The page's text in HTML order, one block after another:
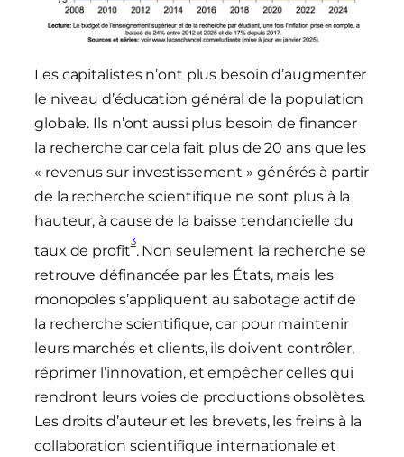
Les capitalistes n’ont plus besoin d’augmenter
le niveau d’éducation général de la population
globale. Ils n’ont aussi plus besoin de financer
la recherche car cela fait plus de 20 ans que les
« revenus sur investissement » générés à partir
de la recherche scientifique ne sont plus à la
hauteur, à cause de la baisse tendancielle du
taux de profit
3
. Non seulement la recherche se
retrouve définancée par les États, mais les
monopoles s’appliquent au sabotage actif de
la recherche scientifique, car pour maintenir
leurs marchés et clients, ils doivent contrôler,
réprimer l’innovation, et empêcher celles qui
rendront leurs voies de productions obsolètes.
Les droits d’auteur et les brevets, les freins à la
collaboration scientifique internationale et